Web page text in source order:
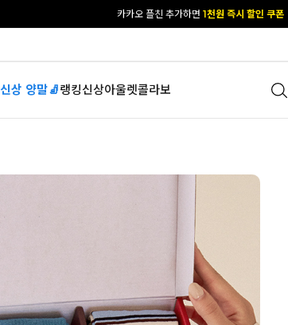
[공식몰 단독] 앱 다운받고2% 결제 할인 받기
신상 양말🧦랭킹신상아울렛콜라보